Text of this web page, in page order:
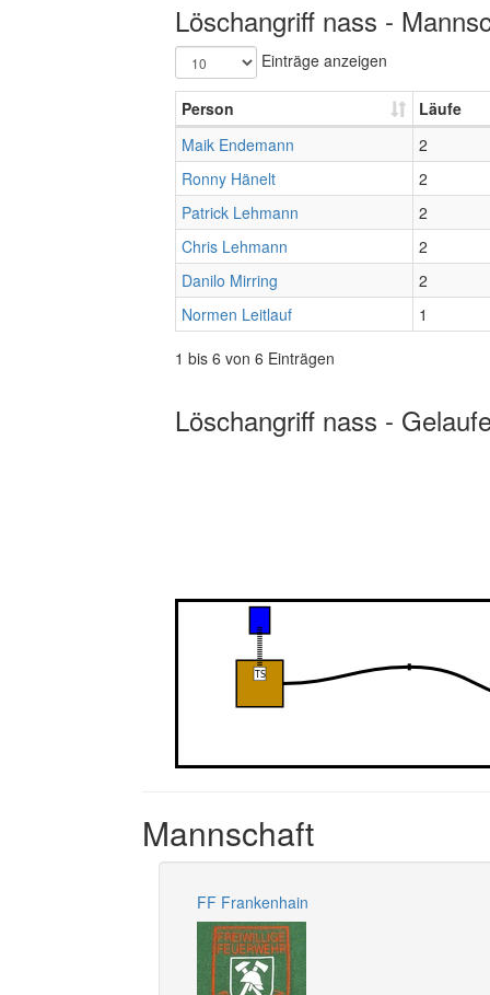
Löschangriff nass -
Einträge anzeigen
Person
Läufe
Maik Endemann
2
Ronny Hänelt
2
Patrick Lehmann
2
Chris Lehmann
2
Danilo Mirring
2
Normen Leitlauf
1
1 bis 6 von 6 Einträgen
Löschangriff nass -
Mannschaft
FF Frankenhain